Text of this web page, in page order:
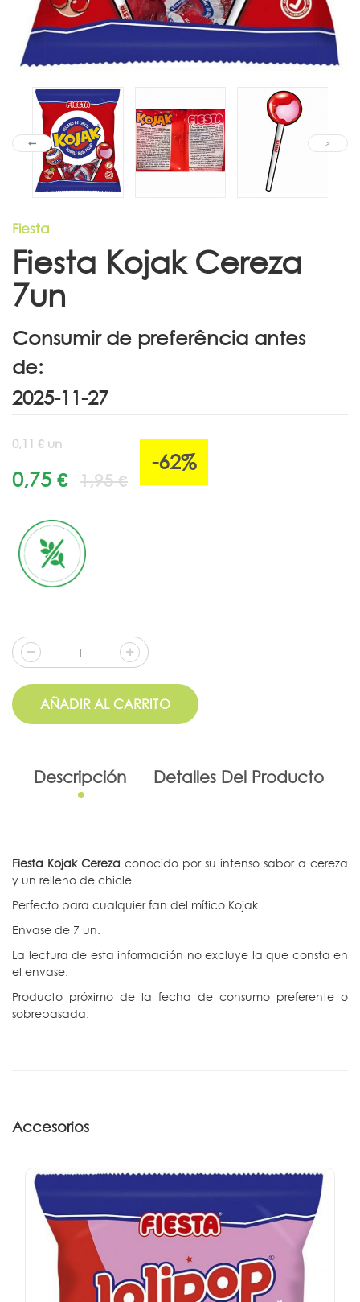
Fiesta
Fiesta Kojak Cereza
7un
Consumir de preferência antes
de:
0,11 € un
0,75 € 1,95 €
-62%
AÑADIR AL CARRITO
Descripción Detalles Del Producto
Fiesta Kojak Cereza conocido por su intenso sabor a cereza
y un relleno de chicle.
Perfecto para cualquier fan del mítico Kojak.
Envase de 7 un.
La lectura de esta información no excluye la que consta en
el envase.
Producto próximo de la fecha de consumo preferente o
sobrepasada.
Accesorios